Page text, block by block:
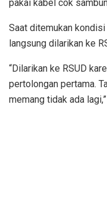
pakai kabel cok
Saat ditemukan
langsung dilarikan ke
“Dilarikan ke RSUD
pertolongan pertama.
memang tidak ada